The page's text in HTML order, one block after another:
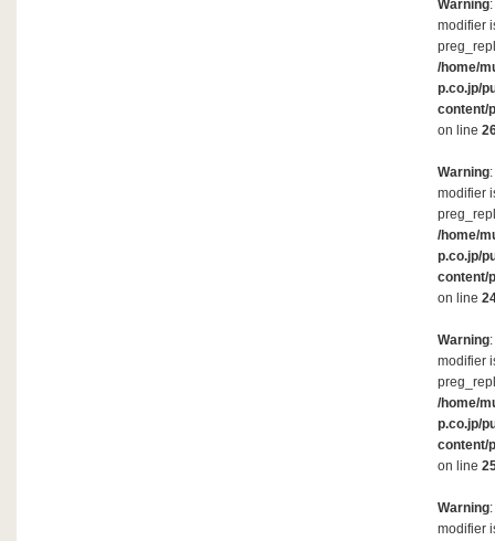
Warning
modifier
/home/
p.co.jp/
content/
on line
Warning
modifier
/home/
p.co.jp/
content/
on line
Warning
modifier
/home/
p.co.jp/
content/
on line
Warning
modifier